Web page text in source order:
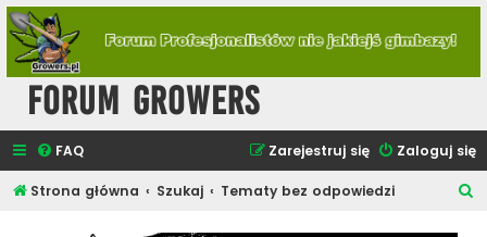
Forum Growers
FAQ Zaloguj się
Zarejestruj się
Strona główna Szukaj Tematy bez odpowiedzi